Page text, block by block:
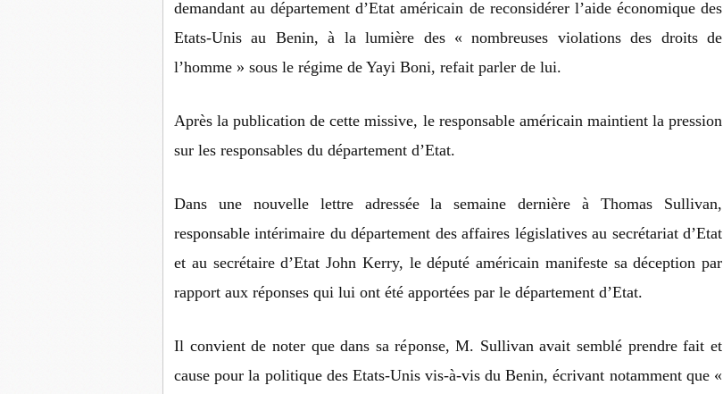
demandant au département d’Etat américain de reconsidérer l’aide économique des
Etats-Unis au Benin, à la lumière des « nombreuses violations des droits de
l’homme » sous le régime de Yayi Boni, refait parler de lui.
Après la publication de cette missive, le responsable américain maintient la pression
sur les responsables du département d’Etat.
Dans une nouvelle lettre adressée la semaine dernière à Thomas Sullivan,
responsable intérimaire du département des affaires législatives au secrétariat d’Etat
et au secrétaire d’Etat John Kerry, le député américain manifeste sa déception par
rapport aux réponses qui lui ont été apportées par le département d’Etat.
Il convient de noter que dans sa réponse, M. Sullivan avait semblé prendre fait et
cause pour la politique des Etats-Unis vis-à-vis du Benin, écrivant notamment que «